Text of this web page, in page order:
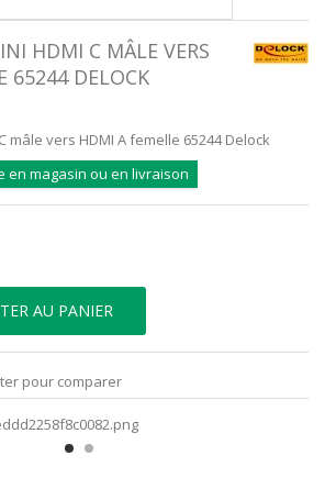
HDMI C MÂLE VERS
65244 DELOCK
mâle vers HDMI A femelle 65244 Delock
en magasin ou en livraison
AU PANIER
pour comparer